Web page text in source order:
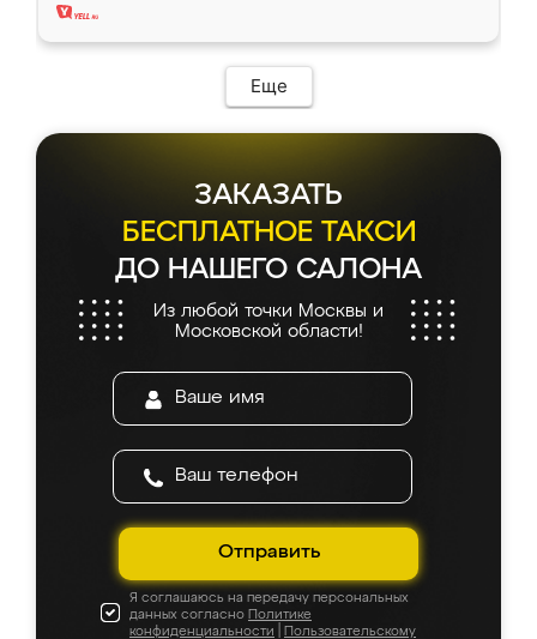
Еще
ЗАКАЗАТЬ
БЕСПЛАТНОЕ ТАКСИ
ДО НАШЕГО САЛОНА
Из любой точки Москвы и
Московской области!
Отправить
Я соглашаюсь на передачу персональных
данных согласно Политике
конфиденциальности
Пользовательскому